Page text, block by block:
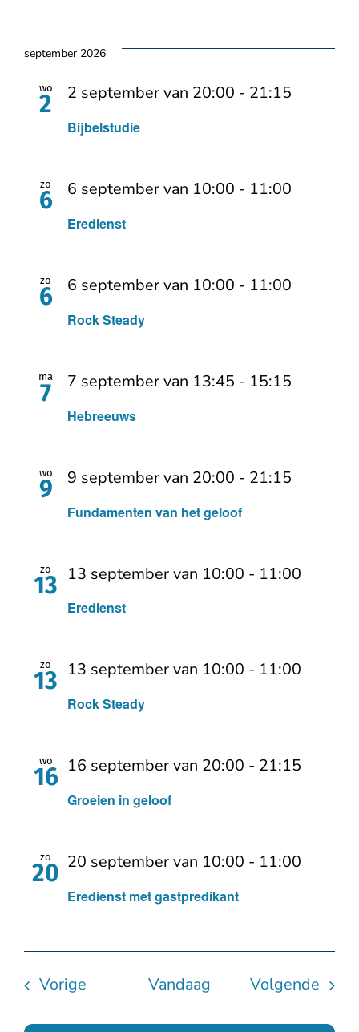
september 2026
wo
2
Bijbelstudie
2 september van 20:00 - 21:15
zo
6
Eredienst
6 september van 10:00 - 11:00
zo
6
Rock Steady
6 september van 10:00 - 11:00
ma
7
Hebreeuws
7 september van 13:45 - 15:15
wo
9
Fundamenten van het geloof
9 september van 20:00 - 21:15
zo
13
Eredienst
13 september van 10:00 - 11:00
zo
13
Rock Steady
13 september van 10:00 - 11:00
wo
16
Groeien in geloof
16 september van 20:00 - 21:15
zo
20
Eredienst met gastpredikant
20 september van 10:00 - 11:00
VorigeEvents Vandaag Volgende